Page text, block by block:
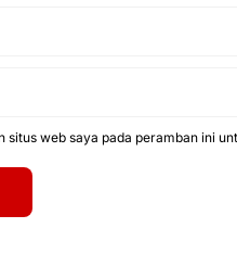
situs web saya pada peramban ini